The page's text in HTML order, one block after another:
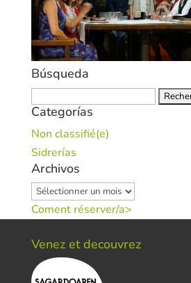
Búsqueda
Categorías
Non classifié(e)
Sidrerías
Archivos
Archivos
Coment réserver/a>
Venez et decouvrez